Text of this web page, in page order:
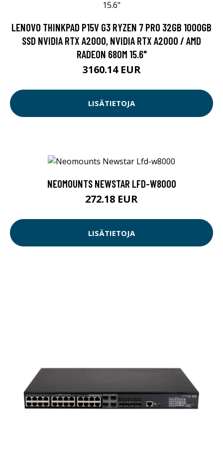
LENOVO THINKPAD P15V G3 RYZEN 7 PRO 32GB 1000GB
SSD NVIDIA RTX A2000, NVIDIA RTX A2000 / AMD
RADEON 680M 15.6"
3160.14 EUR
LISÄTIETOJA
NEOMOUNTS NEWSTAR LFD-W8000
272.18 EUR
LISÄTIETOJA